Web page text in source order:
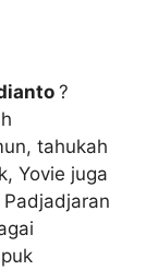
?
tahukah
Yovie juga